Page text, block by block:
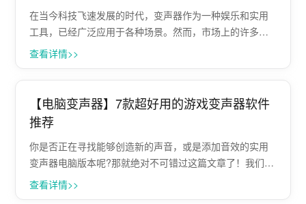
在当今科技飞速发展的时代，变声器作为一种娱乐和实用
工具，已经广泛应用于各种场景。然而，市场上的许多变
声器在实时变声方面存在明显的不足，无法满足用户对即
应运而生，凭借其卓越的实时变声技···
查看详情>>
【电脑变声器】7款超好用的游戏变声器软件
推荐
你是否正在寻找能够创造新的声音，或是添加音效的实用
变声器电脑版本呢?那就绝对不可错过这篇文章了！我们知
道很多实况主可能需要这样的PC 变声软体，以让他们的影
查看详情>>